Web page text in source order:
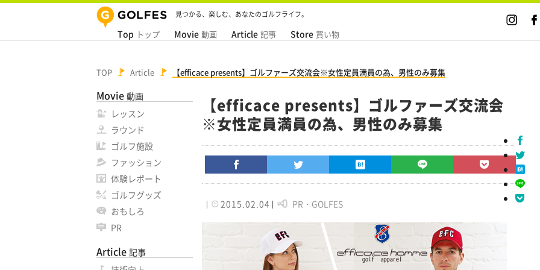
見つかる、楽しむ、あなたのゴルフライフ。
Top トップ Movie 動画 Article 記事 Store 買い物
TOP Article 【efficace presents】ゴルファーズ交流会※女性定員満員の為、男性のみ募集
Movie 動画
レッスン
ラウンド
ゴルフ施設
ファッション
体験レポート
ゴルフグッズ
おもしろ
PR
Article 記事
【efficace presents】ゴルファーズ交流会
※女性定員満員の為、男性のみ募集
2015.02.04 PR・GOLFES